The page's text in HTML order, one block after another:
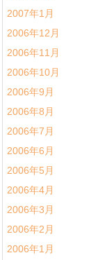
2007年1月
2006年12月
2006年11月
2006年10月
2006年9月
2006年8月
2006年7月
2006年6月
2006年5月
2006年4月
2006年3月
2006年2月
2006年1月